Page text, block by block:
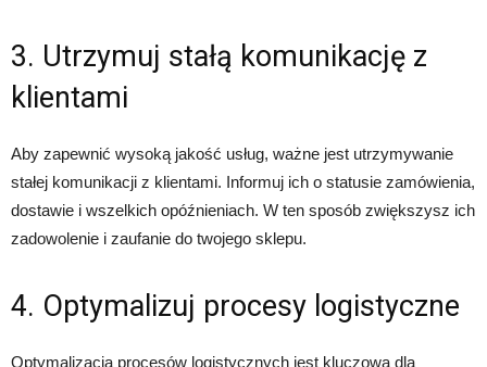
3. Utrzymuj stałą komunikację z
klientami
Aby zapewnić wysoką jakość usług, ważne jest utrzymywanie
stałej komunikacji z klientami. Informuj ich o statusie zamówienia,
dostawie i wszelkich opóźnieniach. W ten sposób zwiększysz ich
zadowolenie i zaufanie do twojego sklepu.
4. Optymalizuj procesy logistyczne
Optymalizacja procesów logistycznych jest kluczowa dla